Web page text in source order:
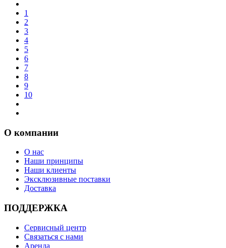
1
2
3
4
5
6
7
8
9
10
О компании
О нас
Наши принципы
Наши клиенты
Эксклюзивные поставки
Доставка
ПОДДЕРЖКА
Сервисный центр
Связаться с нами
Аренда